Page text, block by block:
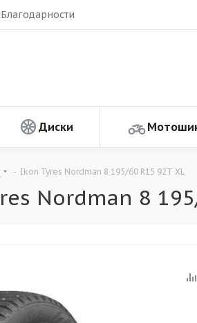
Благодарности
Диски
- Ikon Tyres Nordman 8 195/60 R15 92T XL
Nordman 8